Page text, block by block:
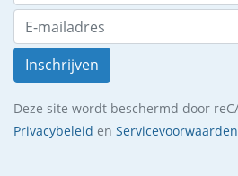
Inschrijven
Deze site wordt beschermd door
Privacybeleid en Servicevoorwaarden